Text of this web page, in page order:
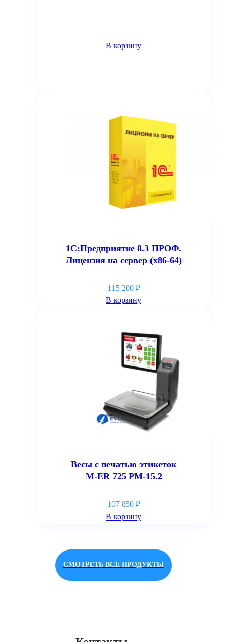
В корзину
1С:Предприятие 8.3 ПРОФ.
Лицензия на сервер (x86-64)
115 200 ₽
В корзину
Весы с печатью этикеток
M-ER 725 PM-15.2
107 850 ₽
В корзину
СМОТРЕТЬ ВСЕ ПРОДУКТЫ